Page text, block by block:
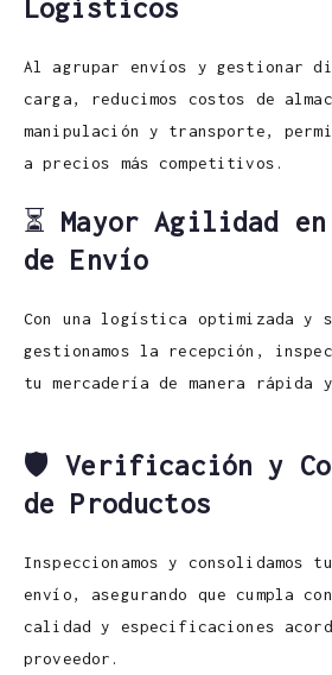
Logísticos
Al agrupar envíos y gestionar
carga, reducimos costos de
manipulación y transporte,
a precios más competitivos.
⏳ Mayor Agilidad
de Envío
Con una logística optimizada y
gestionamos la recepción,
tu mercadería de manera rápida
🛡️Verificación y
de Productos
Inspeccionamos y consolidamos
envío, asegurando que cumpla
calidad y especificaciones
proveedor.